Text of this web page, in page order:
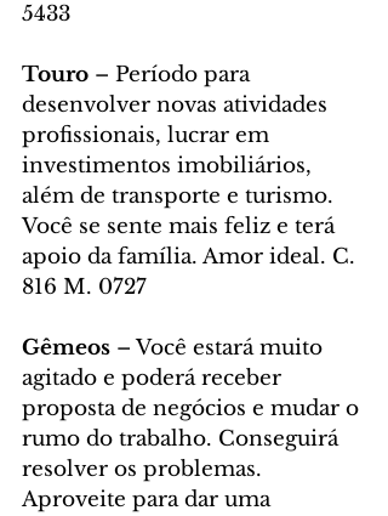
5433
Touro – Período para
desenvolver novas atividades
profissionais, lucrar em
investimentos imobiliários,
além de transporte e turismo.
Você se sente mais feliz e terá
apoio da família. Amor ideal. C.
816 M. 0727
Gêmeos – Você estará muito
agitado e poderá receber
proposta de negócios e mudar o
rumo do trabalho. Conseguirá
resolver os problemas.
Aproveite para dar uma